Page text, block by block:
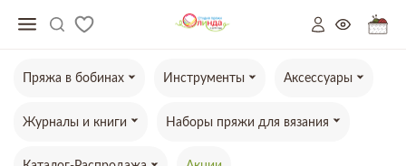
Пряжа в бобинах Инструменты Аксессуары
Журналы и книги Наборы пряжи для вязания